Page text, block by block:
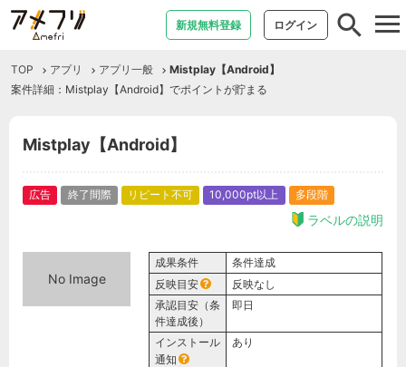
新規無料登録 ログイン
TOP アプリ アプリ一般
Mistplay【Android】
案件詳細：Mistplay【Android】でポイントが貯まる
Mistplay【Android】
広告 終了間際 リピート不可 10,000pt以上 多段階
ラベルの説明
No Image
成果条件
条件達成
反映目安
反映なし
承認目安（条
件達成後）
即日
インストール
通知
あり